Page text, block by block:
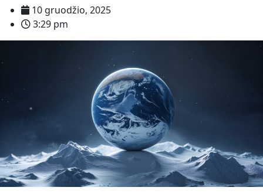
10 gruodžio, 2025
3:29 pm